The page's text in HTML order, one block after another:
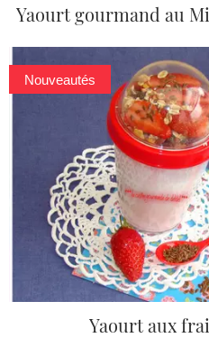
Yaourt gourmand au
Nouveautés
Yaourt aux